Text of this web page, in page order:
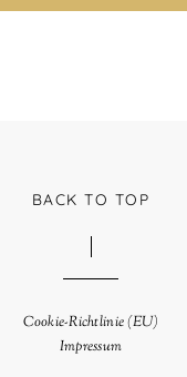
BACK TO TOP
Cookie-Richtlinie (EU)
Impressum